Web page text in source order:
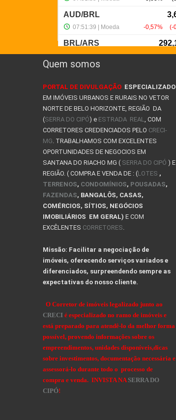
Quem somos
PORTAL DE DIVULGAÇÃO ESPECIALIZADO
EM IMÓVEIS URBANOS E RURAIS NO VETOR
NORTE DE BELO HORIZONTE, REGIÃO DA
(SERRA DO CIPÓ) e ESTRADA REAL
, COM
CORRETORES CREDENCIADOS PELO CRECI-
MG . TRABALHAMOS COM EXCELENTES
OPORTUNIDADES DE NEGOCIOS EM
SANTANA DO RIACHO MG ( SERRA DO CIPÓ ) E
REGIÃO. ( COMPRA E VENDA DE : (LOTES ,
TERRENOS, CONDOMÍNIOS, POUSADAS,
FAZENDAS, BANGALÔS, CASAS,
COMÉRCIOS, SÍTIOS, NEGÓCIOS
IMOBILIÁRIOS EM GERAL) E COM
EXCÊLENTES CORRETORES
Missão: Facilitar a negociação de
imóveis, oferecendo serviços variados e
diferenciados, surpreendendo sempre as
expectativas do nosso cliente.
O Corretor de imóveis legalizado junto ao
CRECI é especializado no ramo de imóveis e
está preparado para atendê-lo da melhor forma
possível, provendo informações sobre os
empreendimentos, unidades disponíveis,dicas
sobre investimentos, documentação necessária e
assessorá-lo durante todo o processo de
compra e venda. INVISTA NA SERRA DO
CIPÓ!